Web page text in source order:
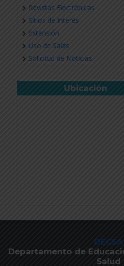
Revistas Electrónicas
Sitios de Interés
Extensión
Uso de Salas
Solicitud de Noticias
Ubicación
DECSA
Departamento de
Salud